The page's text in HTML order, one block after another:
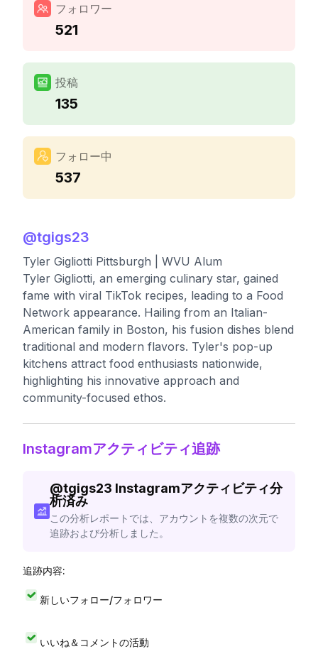
フォロワー
521
投稿
135
フォロー中
537
@tgigs23
Tyler Gigliotti Pittsburgh | WVU Alum
Tyler Gigliotti, an emerging culinary star, gained
fame with viral TikTok recipes, leading to a Food
Network appearance. Hailing from an Italian-
American family in Boston, his fusion dishes blend
traditional and modern flavors. Tyler's pop-up
kitchens attract food enthusiasts nationwide,
highlighting his innovative approach and
community-focused ethos.
Instagramアクティビティ追跡
@tgigs23 Instagramアクティビティ分
析済み
この分析レポートでは、アカウントを複数の次元で
追跡および分析しました。
追跡内容:
新しいフォロー/フォロワー
いいね＆コメントの活動